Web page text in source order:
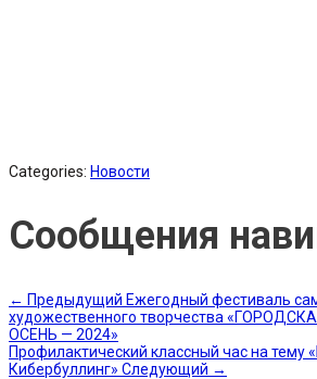
Categories: Новости
Сообщения
← Предыдущий Ежегодный фестиваль
художественного творчества
ОСЕНЬ — 2024»
Профилактический классный час на тему
Кибербуллинг» Следующий →